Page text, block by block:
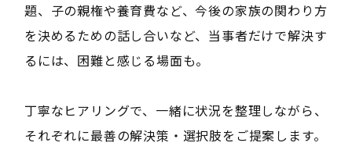
題、子の親権や養育費など、今後の家族の関わり方
を決めるための話し合いなど、当事者だけで解決す
るには、困難と感じる場面も。
丁寧なヒアリングで、一緒に状況を整理しながら、
それぞれに最善の解決策・選択肢をご提案します。